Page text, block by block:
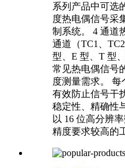
系列产品中可选
度热电偶信号采
制系统。 ​ 4 通道
通道（TC1、
型、E 型、T 型
常见热电偶信号
度测量需求。
有效防止信号干
稳定性、精确性
以 16 位高分辨
精度要求较高的